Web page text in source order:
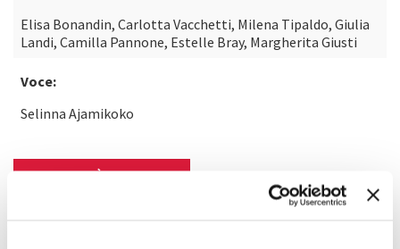
Elisa Bonandin, Carlotta Vacchetti, Milena Tipaldo, Giulia
Landi, Camilla Pannone, Estelle Bray, Margherita Giusti
Voce:
Selinna Ajamikoko
SCOPRI DI PIÙ SUL FILM